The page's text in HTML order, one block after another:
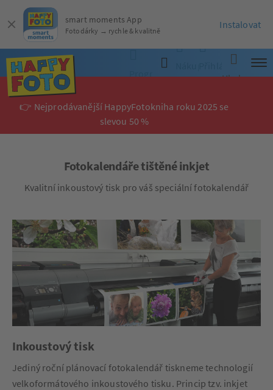
Přihlásit
Hledat
👉 Nejprodávanější HappyFotokniha roku 2025 se
slevou 50 %
Fotokalendáře tištěné inkjet
Kvalitní inkoustový tisk pro váš speciální fotokalendář
Inkoustový tisk
Jediný roční plánovací fotokalendář tiskneme technologií
velkoformátového inkoustového tisku. Princip tzv. inkjet
smart moments App
Fotodárky → rychle & kvalitně
Instalovat